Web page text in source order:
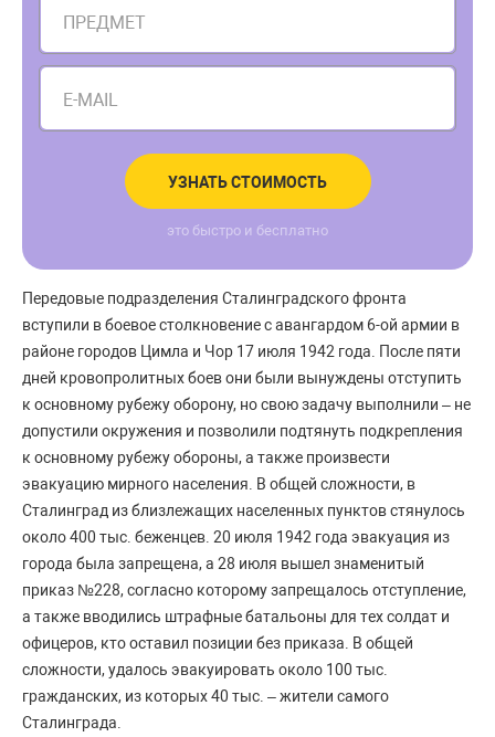
ПРЕДМЕТ
E-MAIL
УЗНАТЬ СТОИМОСТЬ
это быстро и бесплатно
Передовые подразделения Сталинградского фронта
вступили в боевое столкновение с авангардом 6-ой армии в
районе городов Цимла и Чор 17 июля 1942 года. После пяти
дней кровопролитных боев они были вынуждены отступить
к основному рубежу оборону, но свою задачу выполнили – не
допустили окружения и позволили подтянуть подкрепления
к основному рубежу обороны, а также произвести
эвакуацию мирного населения. В общей сложности, в
Сталинград из близлежащих населенных пунктов стянулось
около 400 тыс. беженцев. 20 июля 1942 года эвакуация из
города была запрещена, а 28 июля вышел знаменитый
приказ №228, согласно которому запрещалось отступление,
а также вводились штрафные батальоны для тех солдат и
офицеров, кто оставил позиции без приказа. В общей
сложности, удалось эвакуировать около 100 тыс.
гражданских, из которых 40 тыс. – жители самого
Сталинграда.